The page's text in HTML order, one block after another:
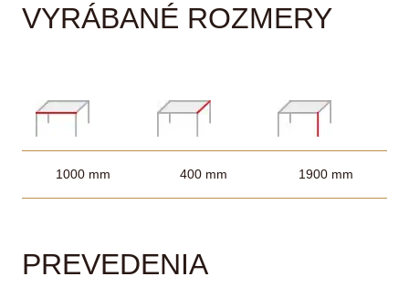
VYRÁBANÉ ROZMERY
1000 mm 400 mm 1900 mm
PREVEDENIA